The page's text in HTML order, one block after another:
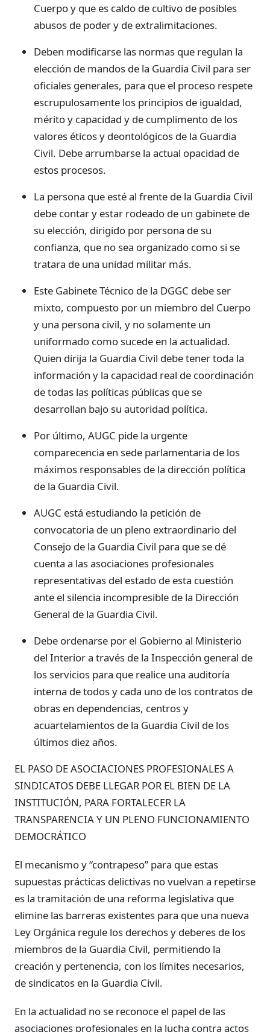
Cuerpo y que es caldo de cultivo de posibles
abusos de poder y de extralimitaciones.
Deben modificarse las normas que regulan la
elección de mandos de la Guardia Civil para ser
oficiales generales, para que el proceso respete
escrupulosamente los principios de igualdad,
mérito y capacidad y de cumplimento de los
valores éticos y deontológicos de la Guardia
Civil. Debe arrumbarse la actual opacidad de
estos procesos.
La persona que esté al frente de la Guardia Civil
debe contar y estar rodeado de un gabinete de
su elección, dirigido por persona de su
confianza, que no sea organizado como si se
tratara de una unidad militar más.
Este Gabinete Técnico de la DGGC debe ser
mixto, compuesto por un miembro del Cuerpo
y una persona civil, y no solamente un
uniformado como sucede en la actualidad.
Quien dirija la Guardia Civil debe tener toda la
información y la capacidad real de coordinación
de todas las políticas públicas que se
desarrollan bajo su autoridad política.
Por último, AUGC pide la urgente
comparecencia en sede parlamentaria de los
máximos responsables de la dirección política
de la Guardia Civil.
AUGC está estudiando la petición de
convocatoria de un pleno extraordinario del
Consejo de la Guardia Civil para que se dé
cuenta a las asociaciones profesionales
representativas del estado de esta cuestión
ante el silencia incompresible de la Dirección
General de la Guardia Civil.
Debe ordenarse por el Gobierno al Ministerio
del Interior a través de la Inspección general de
los servicios para que realice una auditoría
interna de todos y cada uno de los contratos de
obras en dependencias, centros y
acuartelamientos de la Guardia Civil de los
últimos diez años.
EL PASO DE ASOCIACIONES PROFESIONALES A
SINDICATOS DEBE LLEGAR POR EL BIEN DE LA
INSTITUCIÓN, PARA FORTALECER LA
TRANSPARENCIA Y UN PLENO FUNCIONAMIENTO
DEMOCRÁTICO
El mecanismo y “contrapeso” para que estas
supuestas prácticas delictivas no vuelvan a repetirse
es la tramitación de una reforma legislativa que
elimine las barreras existentes para que una nueva
Ley Orgánica regule los derechos y deberes de los
miembros de la Guardia Civil, permitiendo la
creación y pertenencia, con los límites necesarios,
de sindicatos en la Guardia Civil.
En la actualidad no se reconoce el papel de las
asociaciones profesionales en la lucha contra actos